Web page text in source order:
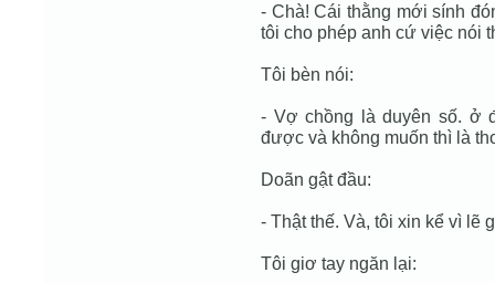
- Chà! Cái thằng mới sính
tôi cho phép anh cứ việc nói
Tôi bèn nói:
- Vợ chồng là duyên số. ở
được và không muốn thì là
Doãn gật đầu:
- Thật thế. Và, tôi xin kể vì lẽ
Tôi giơ tay ngăn lại: